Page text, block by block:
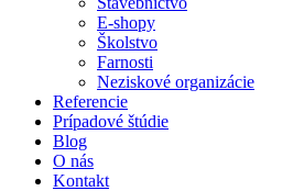
E-shopy
Školstvo
Farnosti
Neziskové organizácie
Referencie
Prípadové štúdie
Blog
O nás
Kontakt